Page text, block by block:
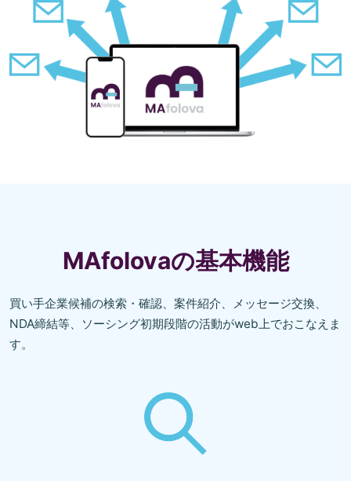
MAfolovaの基本機能
買い手企業候補の検索・確認、案件紹介、メッセージ交換、
NDA締結等、ソーシング初期段階の活動がweb上でおこなえま
す。